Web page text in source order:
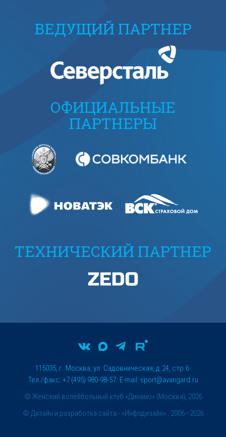
ВЕДУЩИЙ ПАРТНЕР
ОФИЦИАЛЬНЫЕ
ПАРТНЕРЫ
ТЕХНИЧЕСКИЙ ПАРТНЕР
© Женский волейбольный клуб «Динамо» (Москва), 2026
115035, г. Москва, ул. Садовническая, д.24, стр.6.
Тел./факс: +7 (495) 980-98-57. E-mail: sport@avangard.ru
© Дизайн и разработка сайта - «Инфодизайн» , 2006—2026